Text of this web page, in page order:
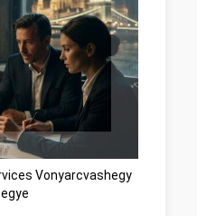
Vonyarcvashegy